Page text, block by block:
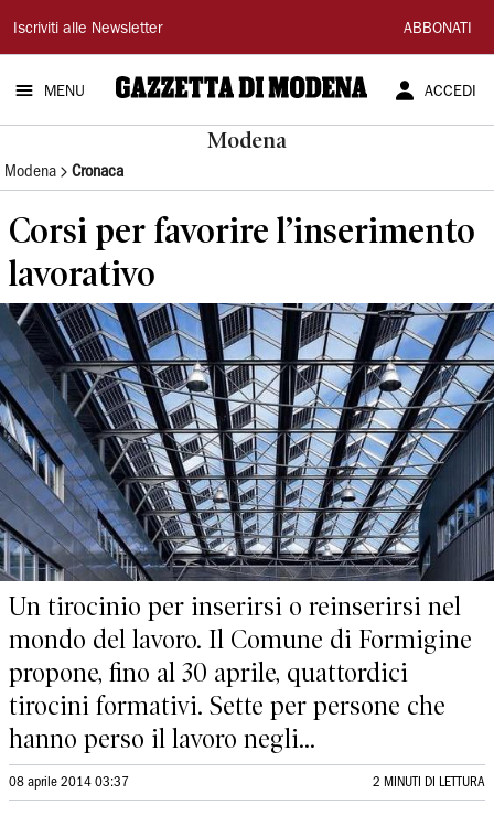
Gazzetta
di
Modena
Iscriviti alle Newsletter ABBONATI
MENU ACCEDI
Modena
Modena Cronaca
Corsi per favorire l’inserimento
lavorativo
Un tirocinio per inserirsi o reinserirsi nel
mondo del lavoro. Il Comune di Formigine
propone, fino al 30 aprile, quattordici
tirocini formativi. Sette per persone che
hanno perso il lavoro negli...
08 aprile 2014 03:37 2 MINUTI DI LETTURA